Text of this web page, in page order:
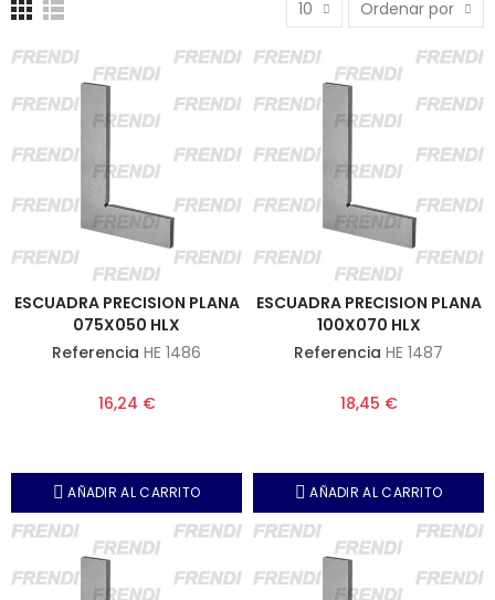
10 Ordenar por
ESCUADRA PRECISION PLANA
075X050 HLX
Referencia HE 1486
16,24 €
AÑADIR AL CARRITO
ESCUADRA PRECISION PLANA
100X070 HLX
Referencia HE 1487
18,45 €
AÑADIR AL CARRITO